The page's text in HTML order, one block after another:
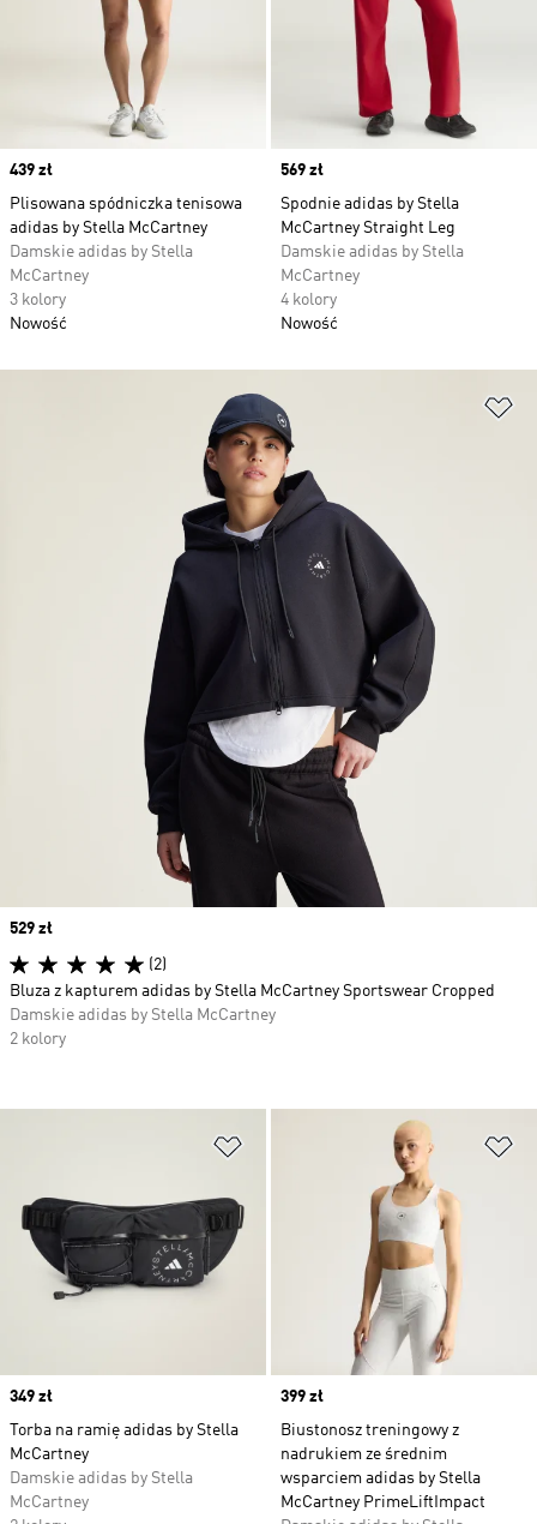
Price
439 zł
Plisowana spódniczka tenisowa
adidas by Stella McCartney
Damskie adidas by Stella
McCartney
3 kolory
Nowość
Price
569 zł
Spodnie adidas by Stella
McCartney Straight Leg
Damskie adidas by Stella
McCartney
4 kolory
Nowość
Dodaj do listy życzeń
Price
349 zł
Torba na ramię adidas by Stella
McCartney
Damskie adidas by Stella
McCartney
Price
399 zł
Biustonosz treningowy z
nadrukiem ze średnim
wsparciem adidas by Stella
McCartney PrimeLiftImpact
Price
529 zł
(2)
Bluza z kapturem adidas by Stella McCartney Sportswear Cropped
Damskie adidas by Stella McCartney
2 kolory